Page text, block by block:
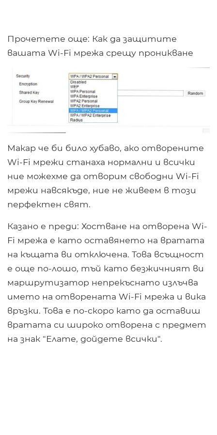
Прочетете още: Как да защитите
вашата Wi-Fi мрежа срещу проникване
Макар че би било хубаво, ако отворените
Wi-Fi мрежи станаха нормални и всички
ние можехме да отворим свободни Wi-Fi
мрежи навсякъде, ние не живеем в този
перфектен свят.
Казано е преди: Хостване на отворена Wi-
Fi мрежа е като оставянето на вратата
на къщата ви отключена. Това всъщност
е още по-лошо, тъй като безжичният ви
маршрутизатор непрекъснато излъчва
името на отворената Wi-Fi мрежа и вика
връзки. Това е по-скоро като да оставиш
вратата си широко отворена с предмет
на знак "Елате, дойдете всички".